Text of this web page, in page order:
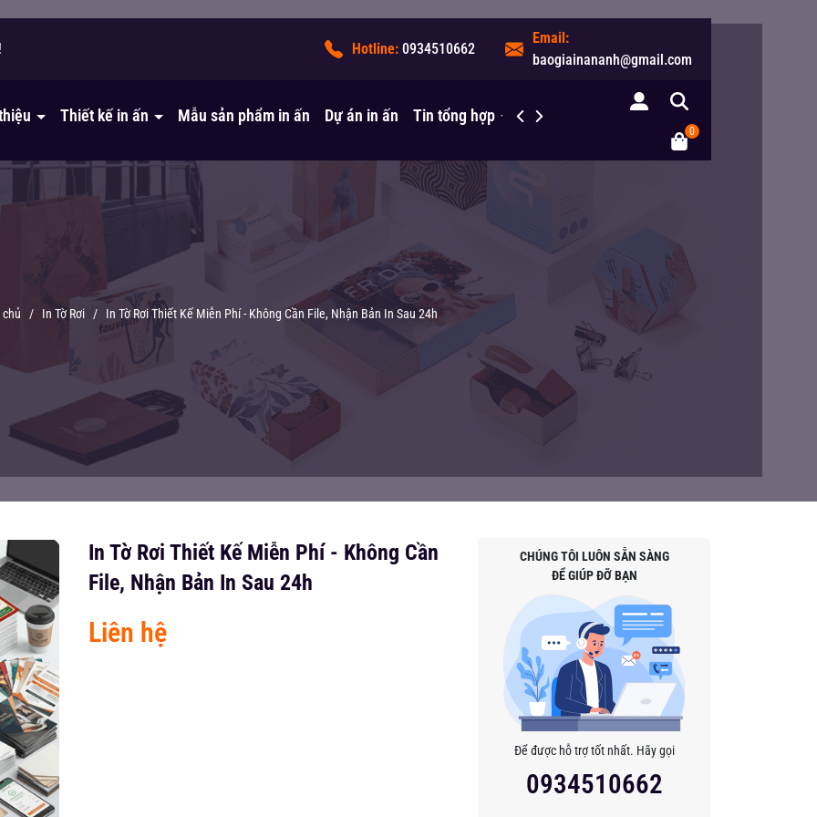
Hotline: 0934510662
Email:
baogiainananh@gmail.com
Thiết kế in ấn Mẫu sản phẩm in ấn Dự án in ấn Tin tổng hợp Liên hệ
0
chủ / In Tờ Rơi / In Tờ Rơi Thiết Kế Miễn Phí - Không Cần File, Nhận Bản In Sau 24h
In Tờ Rơi Thiết Kế Miễn Phí - Không Cần
File, Nhận Bản In Sau 24h
Liên hệ
CHÚNG TÔI LUÔN SẴN SÀNG
ĐỂ GIÚP ĐỠ BẠN
Để được hỗ trợ tốt nhất. Hãy gọi
0934510662